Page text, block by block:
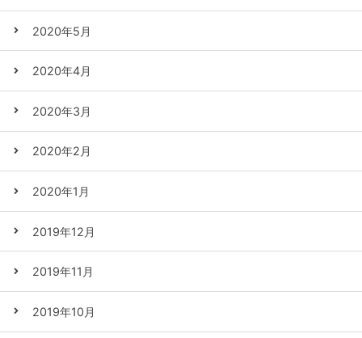
2020年5月
2020年4月
2020年3月
2020年2月
2020年1月
2019年12月
2019年11月
2019年10月